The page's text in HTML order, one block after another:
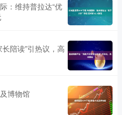
：维持普拉达“优
陪读”引热议，高
博物馆